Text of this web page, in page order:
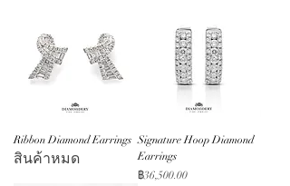
Ribbon Diamond Earrings
สินค้าหมด
Signature Hoop Diamond
Earrings
ราคา
฿36,500.00